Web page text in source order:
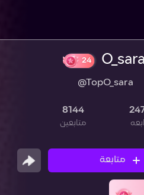
O_sara
@TopO_sara
8144
متابعين
متابعة